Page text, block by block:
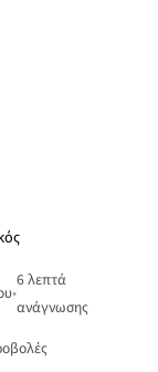
•
6 λεπτά
ανάγνωσης